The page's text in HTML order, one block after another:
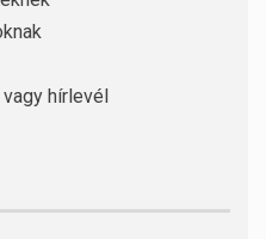
hírlevél